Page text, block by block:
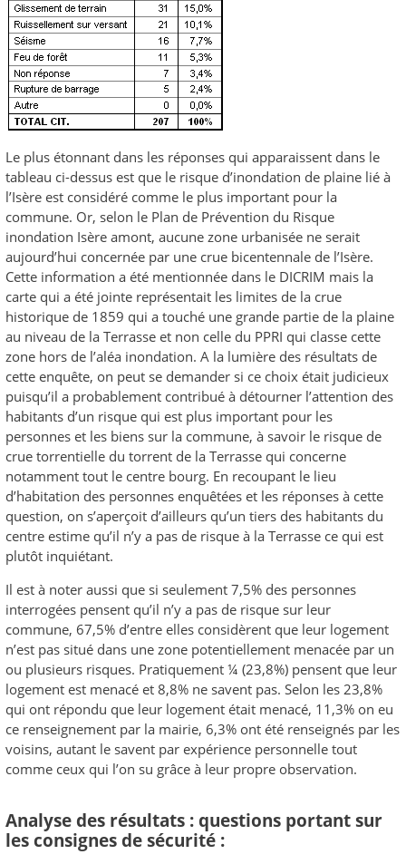
Le plus étonnant dans les réponses qui apparaissent dans le
tableau ci-dessus est que le risque d’inondation de plaine lié à
l’Isère est considéré comme le plus important pour la
commune. Or, selon le Plan de Prévention du Risque
inondation Isère amont, aucune zone urbanisée ne serait
aujourd’hui concernée par une crue bicentennale de l’Isère.
Cette information a été mentionnée dans le DICRIM mais la
carte qui a été jointe représentait les limites de la crue
historique de 1859 qui a touché une grande partie de la plaine
au niveau de la Terrasse et non celle du PPRI qui classe cette
zone hors de l’aléa inondation. A la lumière des résultats de
cette enquête, on peut se demander si ce choix était judicieux
puisqu’il a probablement contribué à détourner l’attention des
habitants d’un risque qui est plus important pour les
personnes et les biens sur la commune, à savoir le risque de
crue torrentielle du torrent de la Terrasse qui concerne
notamment tout le centre bourg. En recoupant le lieu
d’habitation des personnes enquêtées et les réponses à cette
question, on s’aperçoit d’ailleurs qu’un tiers des habitants du
centre estime qu’il n’y a pas de risque à la Terrasse ce qui est
plutôt inquiétant.
Il est à noter aussi que si seulement 7,5% des personnes
interrogées pensent qu’il n’y a pas de risque sur leur
commune, 67,5% d’entre elles considèrent que leur logement
n’est pas situé dans une zone potentiellement menacée par un
ou plusieurs risques. Pratiquement ¼ (23,8%) pensent que leur
logement est menacé et 8,8% ne savent pas. Selon les 23,8%
qui ont répondu que leur logement était menacé, 11,3% on eu
ce renseignement par la mairie, 6,3% ont été renseignés par les
voisins, autant le savent par expérience personnelle tout
comme ceux qui l’on su grâce à leur propre observation.
Analyse des résultats : questions portant sur
les consignes de sécurité :